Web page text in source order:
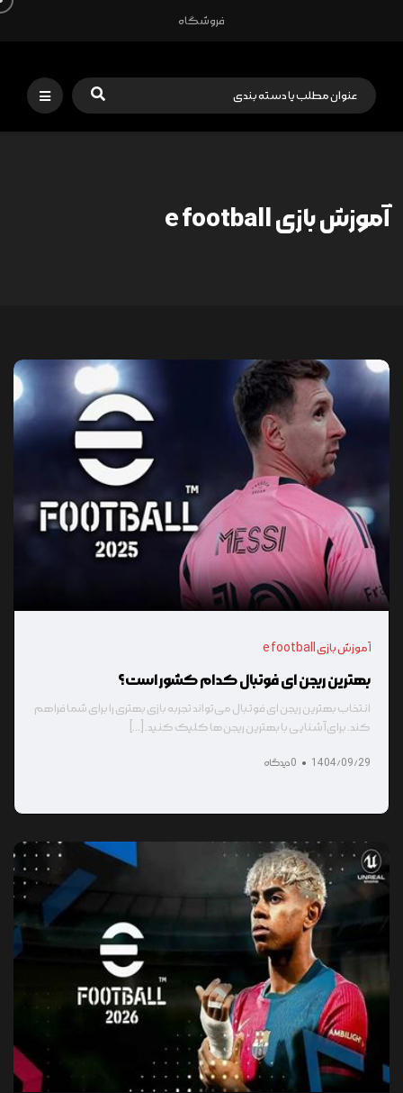
فروشگاه
آموزش بازی e football
آموزش بازی e football
بهترین ریجن ای فوتبال کدام کشور است؟
انتخاب بهترین ریجن ای فوتبال می‌تواند تجربه بازی بهتری را برای شما فراهم
کند. برای آشنایی با بهترین ریجن‌ها کلیک کنید. [...]
1404/09/29 0 دیدگاه